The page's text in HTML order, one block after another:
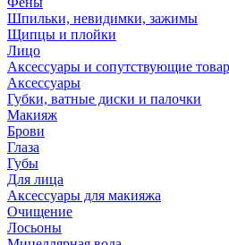
Шпильки, невидимки, зажимы
Щипцы и плойки
Лицо
Аксессуары и сопутствующие
Аксессуары
Губки, ватные диски и палочки
Макияж
Брови
Глаза
Губы
Для лица
Аксессуары для макияжа
Очищение
Лосьоны